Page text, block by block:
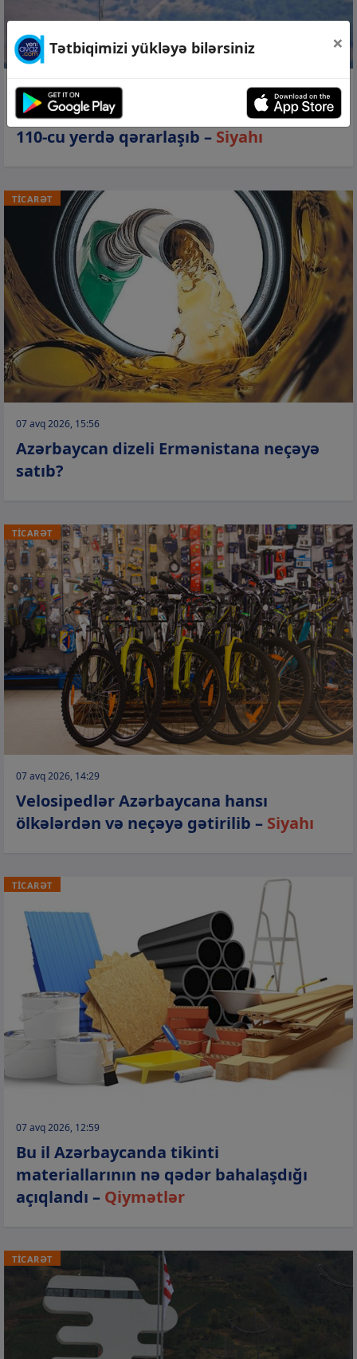
07 avq 2026, 18:09
Azərbaycan “Qlobal Sülh İndeksi”ndə
110-cu yerdə qərarlaşıb – Siyahı
TİCARƏT
07 avq 2026, 15:56
Azərbaycan dizeli Ermənistana neçəyə
satıb?
TİCARƏT
07 avq 2026, 14:29
Velosipedlər Azərbaycana hansı
ölkələrdən və neçəyə gətirilib – Siyahı
TİCARƏT
07 avq 2026, 12:59
Bu il Azərbaycanda tikinti
materiallarının nə qədər bahalaşdığı
açıqlandı – Qiymətlər
TİCARƏT
Tətbiqimizi yükləyə bilərsiniz ×